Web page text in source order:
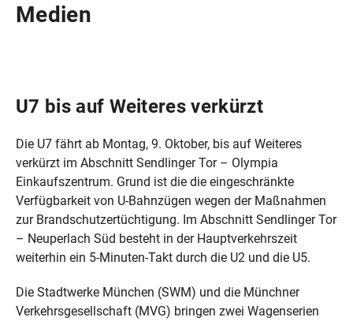
Medien
U7 bis auf Weiteres verkürzt
Die U7 fährt ab Montag, 9. Oktober, bis auf Weiteres
verkürzt im Abschnitt Sendlinger Tor – Olympia
Einkaufszentrum. Grund ist die die eingeschränkte
Verfügbarkeit von U-Bahnzügen wegen der Maßnahmen
zur Brandschutzertüchtigung. Im Abschnitt Sendlinger Tor
– Neuperlach Süd besteht in der Hauptverkehrszeit
weiterhin ein 5-Minuten-Takt durch die U2 und die U5.
Die Stadtwerke München (SWM) und die Münchner
Verkehrsgesellschaft (MVG) bringen zwei Wagenserien